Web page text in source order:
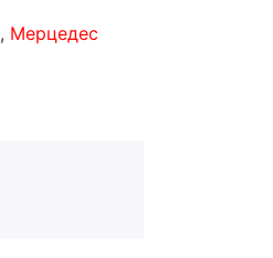
, Мерцедес